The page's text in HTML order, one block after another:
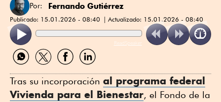
Por: Fernando Gutiérrez
Publicado: 15.01.2026 - 08:40 Actualizado: 15.01.2026 - 08:40
ReadSpeaker
Compartir
por
Compartir
por
Compartir
por
Compartir
por
Tras su incorporación al programa federal
Vivienda para el Bienestar, el Fondo de la